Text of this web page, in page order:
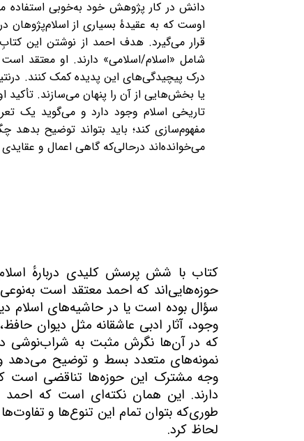
اوست که به عقیدهٔ بسیاری از اسلام‌پژوهان
قرار می‌گیرد. هدف احمد از نوشتن این
شامل «اسلام/اسلامی» دارند. او معتقد
درک پیچیدگی‌های این پدیده کمک کنند.
یا بخش‌هایی از آن را پنهان می‌سازند.
تاریخی اسلام وجود دارد و می‌گوید یک
مفهوم‌سازی کند؛ باید بتواند توضیح بدهد
می‌خوانده‌اند درحالی‌که گاهی اعمال و
کتاب با شش پرسش کلیدی دربارهٔ
حوزه‌هایی‌اند که احمد معتقد است
سؤال بوده است یا در حاشیه‌های اسلام
وجود، آثار ادبی عاشقانه مثل دیوان
که در آن‌ها نگرش مثبت به شراب‌نوشی
نمونه‌های متعدد بسط و توضیح
وجه مشترک این حوزه‌ها تناقضی است
دارند. این همان نکته‌ای است که احمد
طوری‌که بتوان تمام این تنوع‌ها و
لحاظ کرد.